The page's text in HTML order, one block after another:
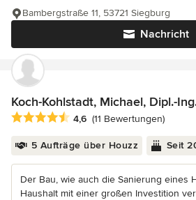
Nachricht
Bambergstraße 11, 53721 Siegburg
Koch-Kohlstadt, Michael, Dipl.-
Durchschnittliche Bewertung: 4.6 von
4,6 (11 Bewertungen)
5 Aufträge über Houzz Seit
Der Bau, wie auch die Sanierung eines
Haushalt mit einer großen Investition